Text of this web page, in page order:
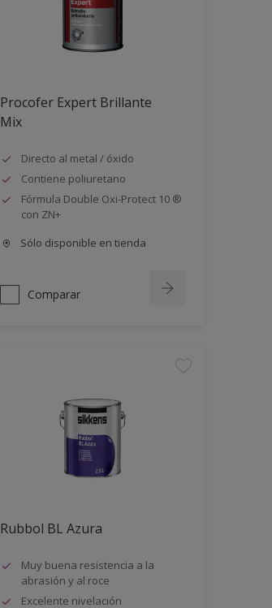
Procofer Expert Brillante
Mix
Directo al metal / óxido
Contiene poliuretano
Fórmula Double Oxi-Protect 10 ®
con ZN+
Sólo disponible en tienda
Comparar
Rubbol BL Azura
Muy buena resistencia a la
abrasión y al roce
Excelente nivelación